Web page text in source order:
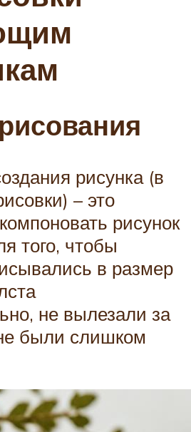
рисунка (в
– это
рисунок
того, чтобы
в размер
не вылезали за
были слишком